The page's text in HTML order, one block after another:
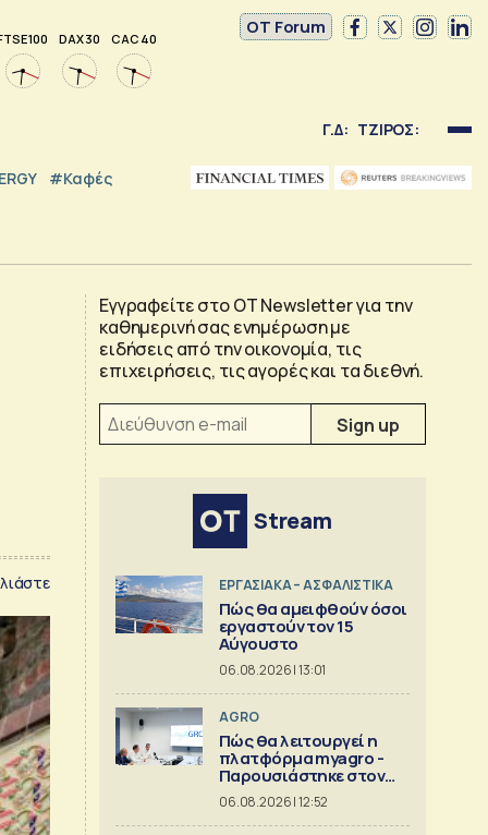
100 DAX 30 CAC 40
OT Forum
Γ.Δ: ΤΖΙΡΟΣ:
#καφές
Εγγραφείτε στο OT Newsletter για την
καθημερινή σας ενημέρωση με
ειδήσεις από την οικονομία, τις
επιχειρήσεις, τις αγορές και τα διεθνή.
Stream
ΕΡΓΑΣΙΑΚΑ – ΑΣΦΑΛΙΣΤΙΚΑ
Πώς θα αμειφθούν όσοι
εργαστούν τον 15
Αύγουστο
06.08.2026 | 13:01
AGRO
Πώς θα λειτουργεί η
πλατφόρμα myagro -
Παρουσιάστηκε στον
Μητσοτάκη
06.08.2026 | 12:52